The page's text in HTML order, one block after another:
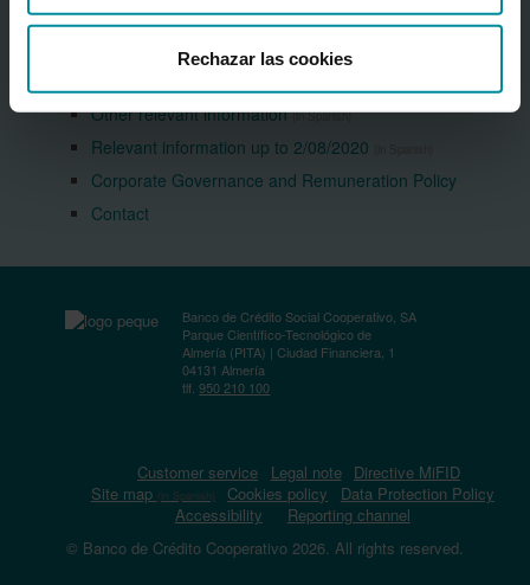
Rechazar las cookies
Financial information
Group Issues
Other relevant information(in Spanish)
Relevant information up to 2/08/2020
Corporate Governance and Remuneration Policy
Contact
Banco de Crédito Social Cooperativo, SA
Parque Científico-Tecnológico de
Almería (PITA) | Ciudad Financiera, 1
04131 Almería
tlf.950 210 100
Customer service Legal note
Directive MiFID
Site map (in Spanish) Cookies policy
Data Protection Policy
Accessibility
Reporting channel
© Banco de Crédito Cooperativo 2026. All rights reserved.